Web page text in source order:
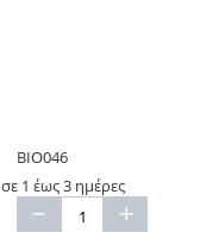
ΒΙΟ046
σε 1 έως 3 ημέρες
+
−